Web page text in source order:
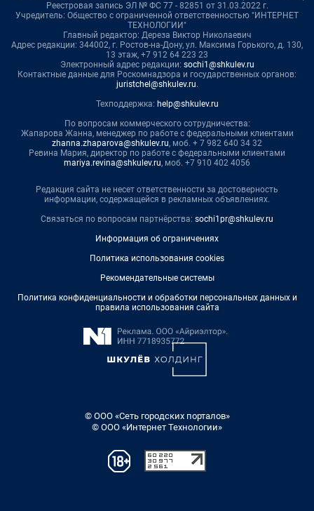
Реестровая запись ЭЛ № ФС 77 - 82851 от 31.03.2022 г.
Учредитель: Общество с ограниченной ответственностью "ИНТЕРНЕТ
ТЕХНОЛОГИИ"
Главный редактор: Дереза Виктор Николаевич
Адрес редакции: 344002, г. Ростов-на-Дону, ул. Максима Горького, д. 130,
13 этаж, +7 912 64 223 23
Электронный адрес редакции: sochi1@shkulev.ru
Контактные данные для Роскомнадзора и государственных органов:
juristchel@shkulev.ru.
Техподдержка: help@shkulev.ru
По вопросам коммерческого сотрудничества:
Жапарова Жанна, менеджер по работе с федеральными клиентами
zhanna.zhaparova@shkulev.ru, моб. + 7 982 640 34 32
Ревина Мария, директор по работе с федеральными клиентами
mariya.revina@shkulev.ru, моб. +7 910 402 4056
Редакция сайта не несет ответственности за достоверность
информации, содержащейся в рекламных объявлениях.
Связаться по вопросам партнёрства: sochi1pr@shkulev.ru
Информация об ограничениях
Политика использования cookies
Рекомендательные системы
Политика конфиденциальности и обработки персональных данных и
правила использования сайта
© ООО «Сеть городских порталов»
© ООО «Интернет Технологии»